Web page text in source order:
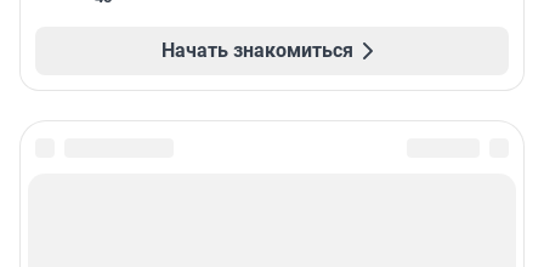
Начать знакомиться